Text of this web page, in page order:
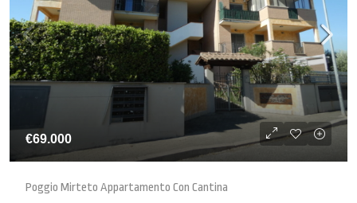
€69.000
Poggio Mirteto Appartamento Con Cantina